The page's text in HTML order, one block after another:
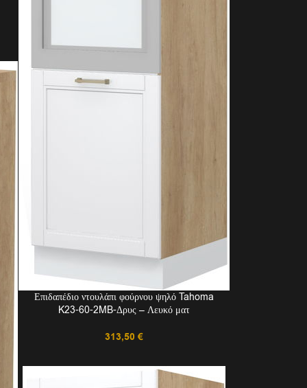
Επιδαπέδιο ντουλάπι φούρνου ψηλό Tahoma
K23-60-2MB-Δρυς – Λευκό ματ
313,50€